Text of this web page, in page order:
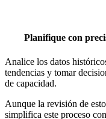
Planifique con
Analice los datos
tendencias y tomar
de capacidad.
Aunque la revisión de
simplifica este proceso